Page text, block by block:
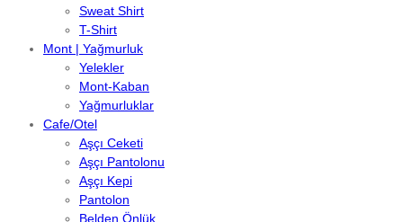
Sweat Shirt
T-Shirt
Mont | Yağmurluk
Yelekler
Mont-Kaban
Yağmurluklar
Cafe/Otel
Aşçı Ceketi
Aşçı Pantolonu
Aşçı Kepi
Pantolon
Belden Önlük